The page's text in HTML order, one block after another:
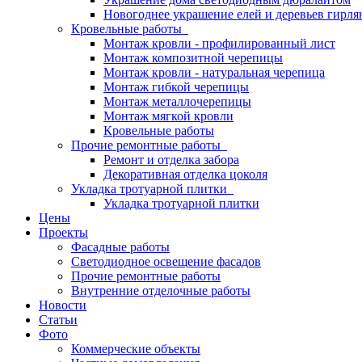
Новогоднее украшение елей и деревьев
Кровельные работы
Монтаж кровли - профилированный лист
Монтаж композитной черепицы
Монтаж кровли - натуральная черепица
Монтаж гибкой черепицы
Монтаж металлочерепицы
Монтаж мягкой кровли
Кровельные работы
Прочие ремонтные работы
Ремонт и отделка забора
Декоративная отделка цоколя
Укладка тротуарной плитки
Укладка тротуарной плитки
Цены
Проекты
Фасадные работы
Светодиодное освещение фасадов
Прочие ремонтные работы
Внутренние отделочные работы
Новости
Статьи
Фото
Коммерческие объекты